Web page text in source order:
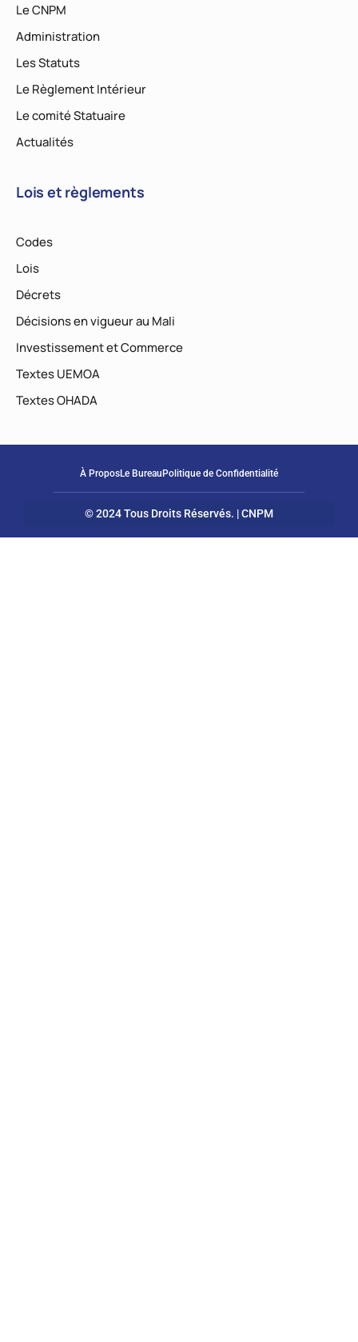
Le CNPM
Administration
Les Statuts
Le Règlement Intérieur
Le comité Statuaire
Actualités
Lois et règlements
Codes
Lois
Décrets
Décisions en vigueur au Mali
Investissement et Commerce
Textes UEMOA
Textes OHADA
À ProposLe BureauPolitique de Confidentialité
© 2024 Tous Droits Réservés. | CNPM